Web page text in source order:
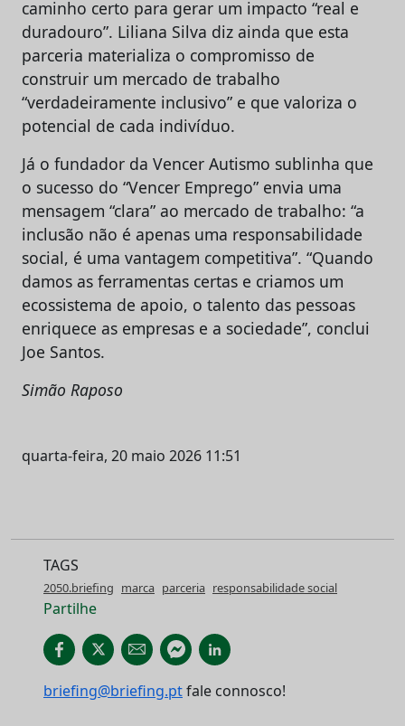
caminho certo para gerar um impacto “real e
duradouro”. Liliana Silva diz ainda que esta
parceria materializa o compromisso de
construir um mercado de trabalho
“verdadeiramente inclusivo” e que valoriza o
potencial de cada indivíduo.
Já o fundador da Vencer Autismo sublinha que
o sucesso do “Vencer Emprego” envia uma
mensagem “clara” ao mercado de trabalho: “a
inclusão não é apenas uma responsabilidade
social, é uma vantagem competitiva”. “Quando
damos as ferramentas certas e criamos um
ecossistema de apoio, o talento das pessoas
enriquece as empresas e a sociedade”, conclui
Joe Santos.
Simão Raposo
quarta-feira, 20 maio 2026 11:51
TAGS
2050.briefing marca parceria responsabilidade social
Partilhe
briefing@briefing.ptfale connosco!